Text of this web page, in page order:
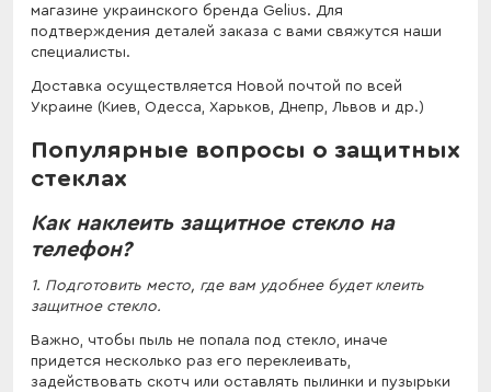
магазине украинского бренда Gelius. Для
подтверждения деталей заказа с вами свяжутся наши
специалисты.
Доставка осуществляется Новой почтой по всей
Украине (Киев, Одесса, Харьков, Днепр, Львов и др.)
Популярные вопросы о защитных
стеклах
Как наклеить защитное стекло на
телефон?
1. Подготовить место, где вам удобнее будет клеить
защитное стекло.
Важно, чтобы пыль не попала под стекло, иначе
придется несколько раз его переклеивать,
задействовать скотч или оставлять пылинки и пузырьки